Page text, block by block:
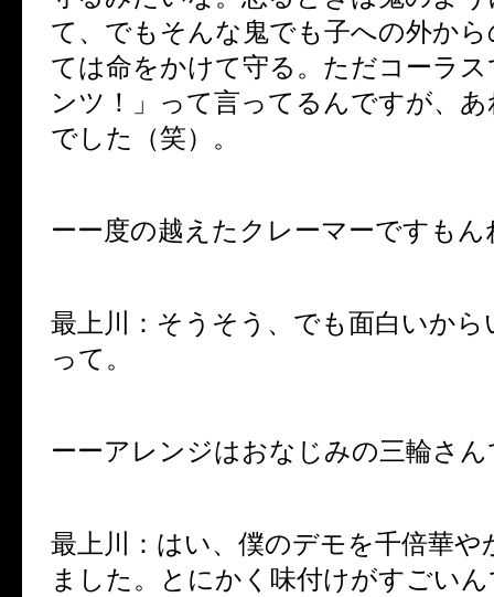
て、でもそんな鬼でも子への外か
ては命をかけて守る。ただコーラ
ンツ！」って言ってるんですが、
でした（笑）。
ーー度の越えたクレーマーですもん
最上川：そうそう、でも面白いか
って。
ーーアレンジはおなじみの三輪さん
最上川：はい、僕のデモを千倍華や
ました。とにかく味付けがすごい